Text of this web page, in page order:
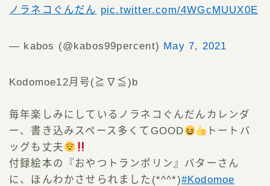
ノラネコぐんだん pic.twitter.com/4WGcMUUX0E
— kabos (@kabos99percent) May 7, 2021
Kodomoe12月号(≧∇≦)b
毎年楽しみにしているノラネコぐんだんカレンダ
ー、書き込みスペース多くてGOOD
トートバ
ッグも丈夫
付録絵本の『おやつトランポリン』バターさん
に、ほんわかさせられました(*^^*)#Kodomoe